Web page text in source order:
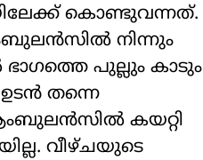
കൊണ്ടുവന്നത്.
നിന്നും
പുല്ലും കാടും
തന്നെ
കയറ്റി
വീഴ്ചയുടെ